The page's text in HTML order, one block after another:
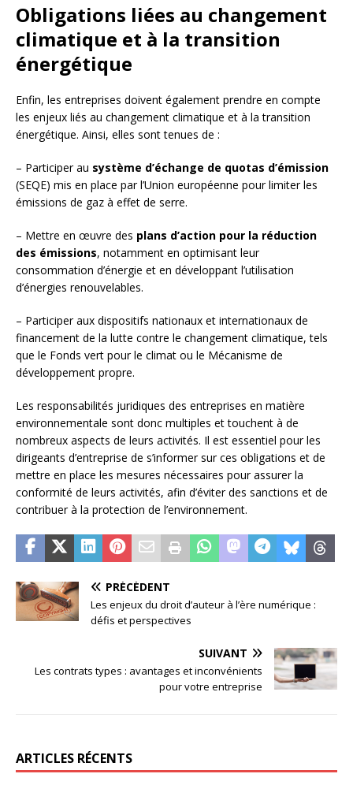
Obligations liées au changement
climatique et à la transition
énergétique
Enfin, les entreprises doivent également prendre en compte
les enjeux liés au changement climatique et à la transition
énergétique. Ainsi, elles sont tenues de :
– Participer au système d’échange de quotas d’émission
(SEQE) mis en place par l’Union européenne pour limiter les
émissions de gaz à effet de serre.
– Mettre en œuvre des plans d’action pour la réduction
des émissions, notamment en optimisant leur
consommation d’énergie et en développant l’utilisation
d’énergies renouvelables.
– Participer aux dispositifs nationaux et internationaux de
financement de la lutte contre le changement climatique, tels
que le Fonds vert pour le climat ou le Mécanisme de
développement propre.
Les responsabilités juridiques des entreprises en matière
environnementale sont donc multiples et touchent à de
nombreux aspects de leurs activités. Il est essentiel pour les
dirigeants d’entreprise de s’informer sur ces obligations et de
mettre en place les mesures nécessaires pour assurer la
conformité de leurs activités, afin d’éviter des sanctions et de
contribuer à la protection de l’environnement.
PRÉCÉDENT
Les enjeux du droit d’auteur à l’ère numérique :
défis et perspectives
SUIVANT
Les contrats types : avantages et inconvénients
pour votre entreprise
ARTICLES RÉCENTS